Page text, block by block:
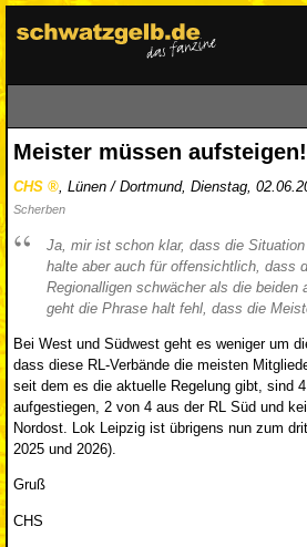
Meister müssen aufsteigen!
CHS , Lünen / Dortmund, Dienstag,
Scherben
Ja, mir ist schon klar, dass die
halte aber auch für offensichtlich, dass
Regionalligen schwächer als die beiden
geht die Phrase halt fehl, dass die
Bei West und Südwest geht es weniger um
dass diese RL-Verbände die meisten
seit dem es die aktuelle Regelung gibt, sind
aufgestiegen, 2 von 4 aus der RL Süd und
Nordost. Lok Leipzig ist übrigens nun zum
2025 und 2026).
Gruß
CHS